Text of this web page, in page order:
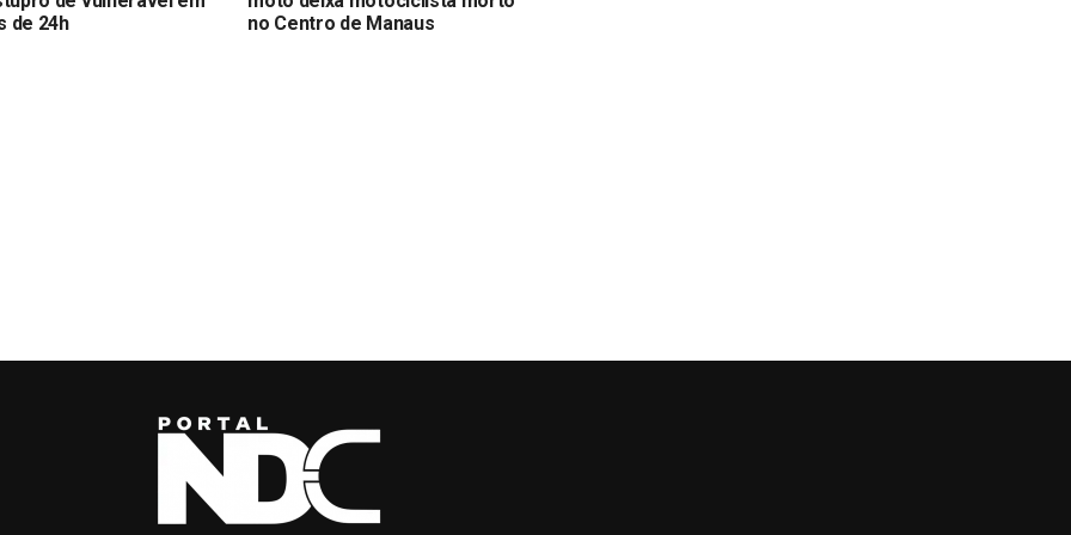
de 24h
no Centro de Manaus